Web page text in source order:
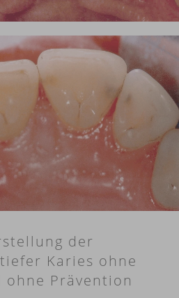
der
Karies ohne
ohne Prävention